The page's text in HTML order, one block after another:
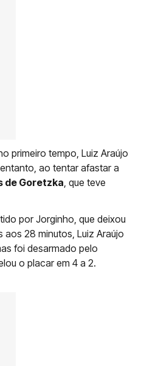
primeiro tempo, Luiz Araújo
ao tentar afastar a
de Goretzka, que teve
por Jorginho, que deixou
28 minutos, Luiz Araújo
foi desarmado pelo
o placar em 4 a 2.